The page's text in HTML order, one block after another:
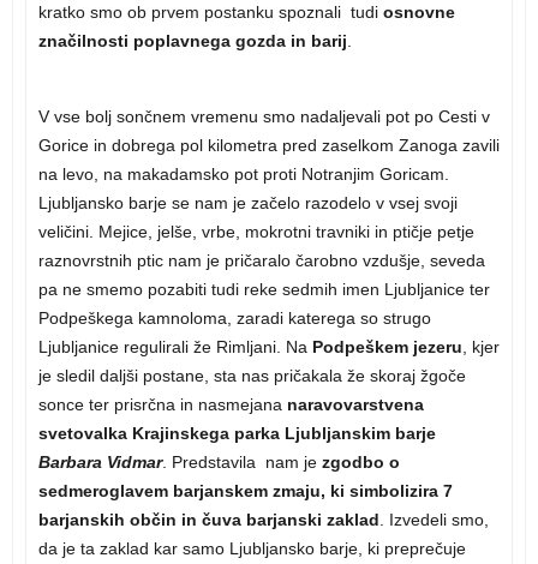
kratko smo ob prvem postanku spoznali tudi osnovne
značilnosti poplavnega gozda in barij
V vse bolj sončnem vremenu smo nadaljevali pot po Cesti v
Gorice in dobrega pol kilometra pred zaselkom Zanoga zavili
na levo, na makadamsko pot proti Notranjim Goricam.
Ljubljansko barje se nam je začelo razodelo v vsej svoji
veličini. Mejice, jelše, vrbe, mokrotni travniki in ptičje petje
raznovrstnih ptic nam je pričaralo čarobno vzdušje, seveda
pa ne smemo pozabiti tudi reke sedmih imen Ljubljanice ter
Podpeškega kamnoloma, zaradi katerega so strugo
Ljubljanice regulirali že Rimljani. Na Podpeškem jezeru , kjer
je sledil daljši postane, sta nas pričakala že skoraj žgoče
sonce ter prisrčna in nasmejana naravovarstvena
svetovalka Krajinskega parka Ljubljanskim barje
Barbara Vidmar. Predstavila nam je zgodbo o
sedmeroglavem barjanskem zmaju, ki simbolizira 7
barjanskih občin in čuva barjanski zaklad . Izvedeli smo,
da je ta zaklad kar samo Ljubljansko barje, ki preprečuje